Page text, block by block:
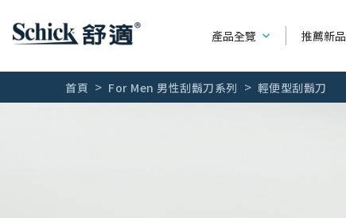
產品全覽 推薦新品
首頁 For Men 男性刮鬍刀系列 輕便型刮鬍刀